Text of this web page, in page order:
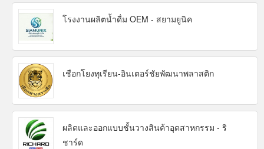
โรงงานผลิตน้ำดื่ม OEM - สยามยูนิค
เชือกโยงทุเรียน-อินเตอร์ชัยพัฒนาพลาสติก
ผลิตและออกแบบชั้นวางสินค้าอุตสาหกรรม - ริ
ชาร์ด